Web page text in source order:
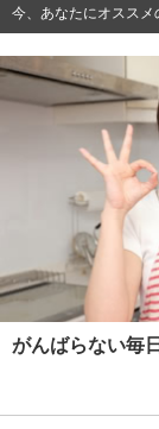
今、あなたにオススメ
がんばらない毎